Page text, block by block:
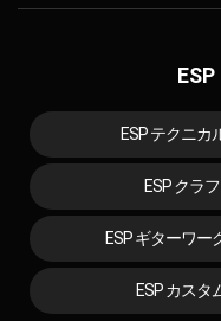
ESP テクニ
ESP クラ
ESP ギターワ
ESP カス